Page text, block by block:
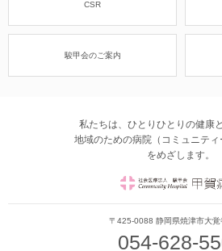
CSR
駿甲会のご案内
私たちは、ひとりひとりの健康
地域のための病院（コミュニティ
をめざします。
〒425-0088 静岡県焼津市大覚
054-628-